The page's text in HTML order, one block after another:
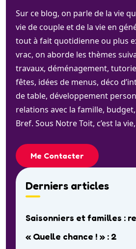
Sur ce blog, on parle de la vie
vie de couple et de la vie en
tout à fait quotidienne ou plus
vrac, on aborde les thèmes
travaux, déménagement,
fêtes, idées de menus, déco
de table, développement
relations avec la famille,
Bref. Sous Notre Toit, c’est la
Me Contacter
Derniers articles
Saisonniers et familles :
« Quelle chance ! » : 2